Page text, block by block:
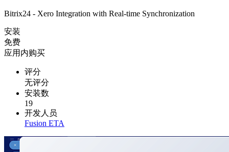
Bitrix24 - Xero Integration with Real-time Synchronization
安装
免费
应用内购买
评分
无评分
安装数
19
开发人员
Fusion ETA